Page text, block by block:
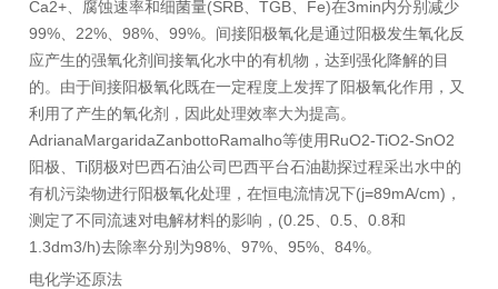
Ca2+、腐蚀速率和细菌量(SRB、TGB、Fe)在3min内分别减少
99%、22%、98%、99%。间接阳极氧化是通过阳极发生氧化反
应产生的强氧化剂间接氧化水中的有机物，达到强化降解的目
的。由于间接阳极氧化既在一定程度上发挥了阳极氧化作用，又
利用了产生的氧化剂，因此处理效率大为提高。
AdrianaMargaridaZanbottoRamalho等使用RuO2-TiO2-SnO2
阳极、Ti阴极对巴西石油公司巴西平台石油勘探过程采出水中的
有机污染物进行阳极氧化处理，在恒电流情况下(j=89mA/cm)，
测定了不同流速对电解材料的影响，(0.25、0.5、0.8和
1.3dm3/h)去除率分别为98%、97%、95%、84%。
电化学还原法